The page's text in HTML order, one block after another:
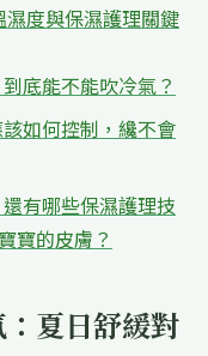
度與保濕護理關鍵
底能不能吹冷氣？
如何控制，纔不會
有哪些保濕護理技
寶的皮膚？
夏日舒緩對